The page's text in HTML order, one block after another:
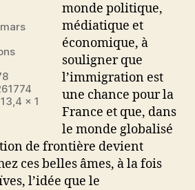
x 1
monde politique,
médiatique et
économique, à
souligner que
l’immigration est
une chance pour la
France et que, dans
le monde globalisé
de frontière devient
ces belles âmes, à la fois
l’idée que le